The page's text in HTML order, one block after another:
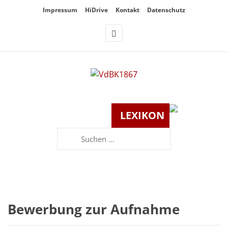
ÜberspringeImpressum HiDrive Kontakt Datenschutz
LEXIKON
Bewerbung zur Aufnahme